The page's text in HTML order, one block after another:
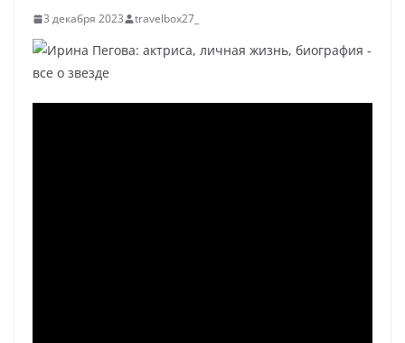
3 декабря 2023 travelbox27_